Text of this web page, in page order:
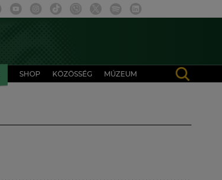
SHOP KÖZÖSSÉG MÚZEUM